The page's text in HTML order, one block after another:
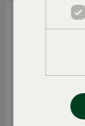
15 TUIN- EN